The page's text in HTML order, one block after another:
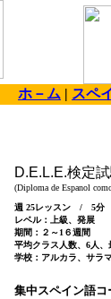
ホ－ム | スペ
D.E.L.E.検定
(Diploma de Espanol
週 25レッスン / 5分
レベル：上級、発展
期間： ２～1 ６週間
平均クラス人数、 6人、
学校：アルカラ、サラ
集中スペイン語コ